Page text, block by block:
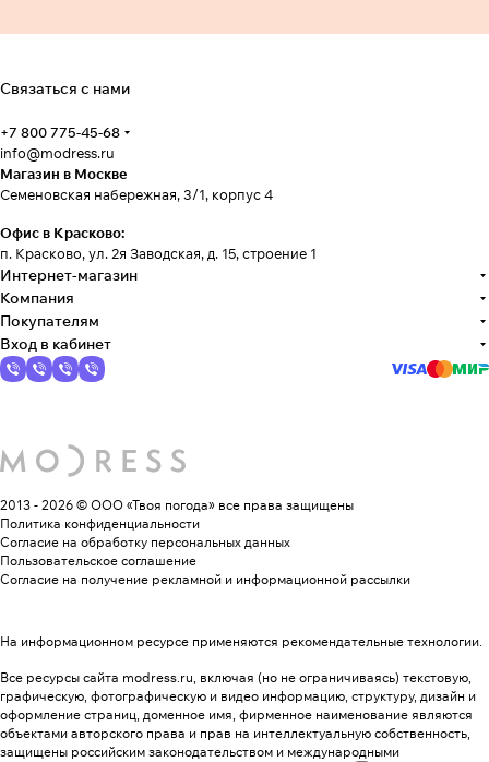
Связаться с нами
+7 800 775-45-68
info@modress.ru
Магазин в Москве
Семеновская набережная, 3/1, корпус 4
Офис в Красково:
п. Красково, ул. 2я Заводская, д. 15, строение 1
Интернет-магазин
Компания
Покупателям
Вход в кабинет
2013 - 2026 © ООО «Твоя погода» все права защищены
Политика конфиденциальности
Согласие на обработку персональных данных
Пользовательское соглашение
Согласие на получение рекламной и информационной рассылки
На информационном ресурсе применяются рекомендательные технологии.
Все ресурсы сайта modress.ru, включая (но не ограничиваясь) текстовую,
графическую, фотографическую и видео информацию, структуру, дизайн и
оформление страниц, доменное имя, фирменное наименование являются
объектами авторского права и прав на интеллектуальную собственность,
защищены российским законодательством и международными